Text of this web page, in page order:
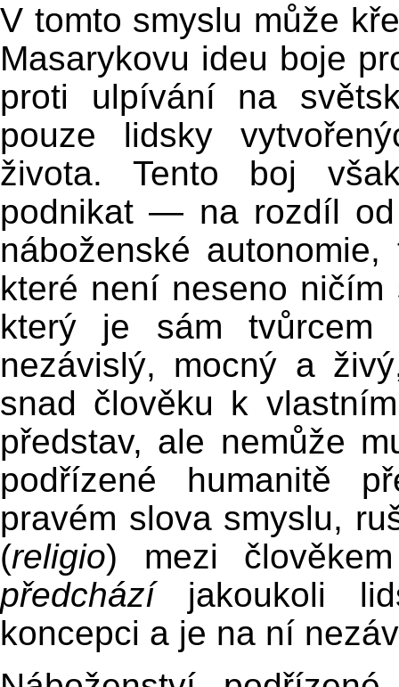
V tomto smyslu může
Masarykovu ideu boje
proti ulpívání na
pouze lidsky
života. Tento boj
podnikat — na rozdíl
náboženské autonomie,
které není neseno
který je sám tvůrcem
nezávislý, mocný a
snad člověku k
představ, ale nemůže
podřízené humanitě
pravém slova smyslu,
(religio) mezi
předcházíjakoukoli
koncepci a je na ní